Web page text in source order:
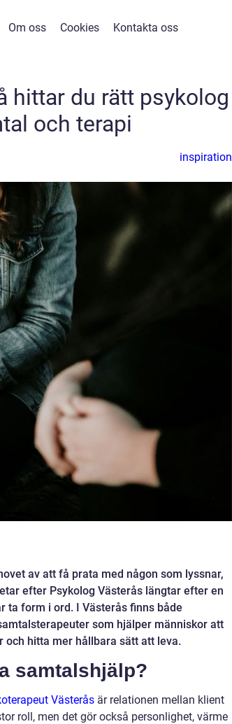
Om oss Cookies Kontakta oss
hittar du rätt psykolog
och terapi
inspiration
av att få prata med någon som lyssnar,
efter Psykolog Västerås längtar efter en
ta form i ord. I Västerås finns både
som hjälper människor att
och hitta mer hållbara sätt att leva.
samtalshjälp?
Västerås är relationen mellan klient
roll, men det gör också personlighet, värme